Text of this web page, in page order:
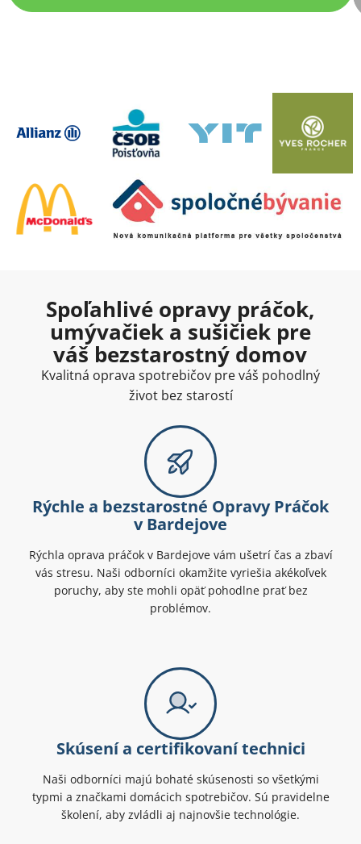
Spoľahlivé opravy práčok,
umývačiek a sušičiek pre
váš bezstarostný domov
Kvalitná oprava spotrebičov pre váš pohodlný
život bez starostí
Rýchle a bezstarostné Opravy Práčok
v Bardejove
Rýchla oprava práčok v Bardejove vám ušetrí čas a zbaví
vás stresu. Naši odborníci okamžite vyriešia akékoľvek
poruchy, aby ste mohli opäť pohodlne prať bez
problémov.
Skúsení a certifikovaní technici
Naši odborníci majú bohaté skúsenosti so všetkými
typmi a značkami domácich spotrebičov. Sú pravidelne
školení, aby zvládli aj najnovšie technológie.